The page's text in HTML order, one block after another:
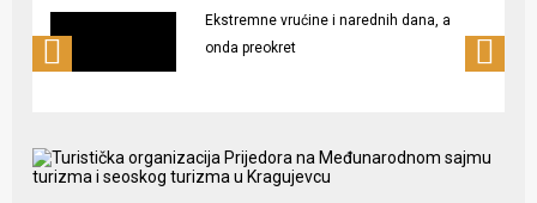
Ekstremne vrućine i narednih dana, a
onda preokret